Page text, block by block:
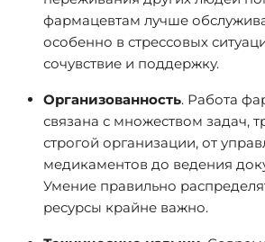
фармацевтам лучше
особенно в стрессовых
сочувствие и поддержку.
Организованность. Работа
связана с множеством задач,
строгой организации, от
медикаментов до ведения
Умение правильно
ресурсы крайне важно.